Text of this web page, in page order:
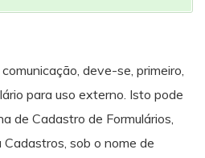
deve-se, primeiro,
para uso externo. Isto pode
de Cadastro de Formulários,
sob o nome de